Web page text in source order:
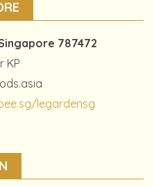
787472
KP
legardensg